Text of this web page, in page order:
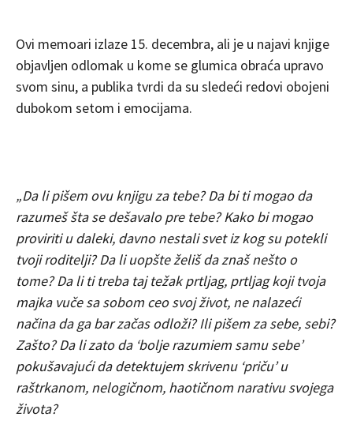
Ovi memoari izlaze 15. decembra, ali je u najavi knjige
objavljen odlomak u kome se glumica obraća upravo
svom sinu, a publika tvrdi da su sledeći redovi obojeni
dubokom setom i emocijama.
„Da li pišem ovu knjigu za tebe? Da bi ti mogao da
razumeš šta se dešavalo pre tebe? Kako bi mogao
proviriti u daleki, davno nestali svet iz kog su potekli
tvoji roditelji? Da li uopšte želiš da znaš nešto o
tome? Da li ti treba taj težak prtljag, prtljag koji tvoja
majka vuče sa sobom ceo svoj život, ne nalazeći
načina da ga bar začas odloži? Ili pišem za sebe, sebi?
Zašto? Da li zato da ‘bolje razumiem samu sebe’
pokušavajući da detektujem skrivenu ‘priču’ u
raštrkanom, nelogičnom, haotičnom narativu svojega
života?